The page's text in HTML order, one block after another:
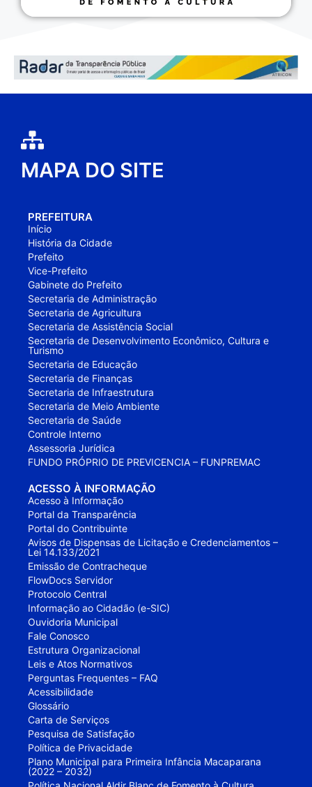
MAPA DO SITE
PREFEITURA
Início
História da Cidade
Prefeito
Vice-Prefeito
Gabinete do Prefeito
Secretaria de Administração
Secretaria de Agricultura
Secretaria de Assistência Social
Secretaria de Desenvolvimento Econômico, Cultura e
Turismo
Secretaria de Educação
Secretaria de Finanças
Secretaria de Infraestrutura
Secretaria de Meio Ambiente
Secretaria de Saúde
Controle Interno
Assessoria Jurídica
FUNDO PRÓPRIO DE PREVICENCIA – FUNPREMAC
ACESSO À INFORMAÇÃO
Acesso à Informação
Portal da Transparência
Portal do Contribuinte
Avisos de Dispensas de Licitação e Credenciamentos –
Lei 14.133/2021
Emissão de Contracheque
FlowDocs Servidor
Protocolo Central
Informação ao Cidadão (e-SIC)
Ouvidoria Municipal
Fale Conosco
Estrutura Organizacional
Leis e Atos Normativos
Perguntas Frequentes – FAQ
Acessibilidade
Glossário
Carta de Serviços
Pesquisa de Satisfação
Política de Privacidade
Plano Municipal para Primeira Infância Macaparana
(2022 – 2032)